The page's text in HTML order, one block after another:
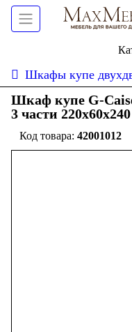
Шкафы купе
Шкаф купе G-
3 части 220х60х240
42001012